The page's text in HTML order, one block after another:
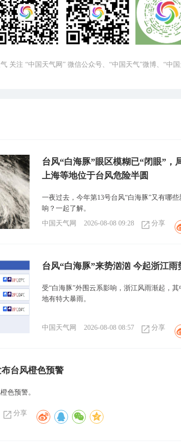
关注 “中国天气网” 微信公众号、“中国天气”微博、“中
台风“白海豚”眼区模糊已“闭眼”，
上海等地位于台风危险半圆
一夜过去，今年第13号台风“白海豚”又有哪
响？一起了解。
中国天气网
2026-08-08 09:28 分享
台风“白海豚”来势汹汹 今起浙江
受“白海豚”外围云系影响，浙江风雨渐起，
地有特大暴雨。
中国天气网 2026-08-08 08:57 分享
台风橙色预警
色预警。
分享